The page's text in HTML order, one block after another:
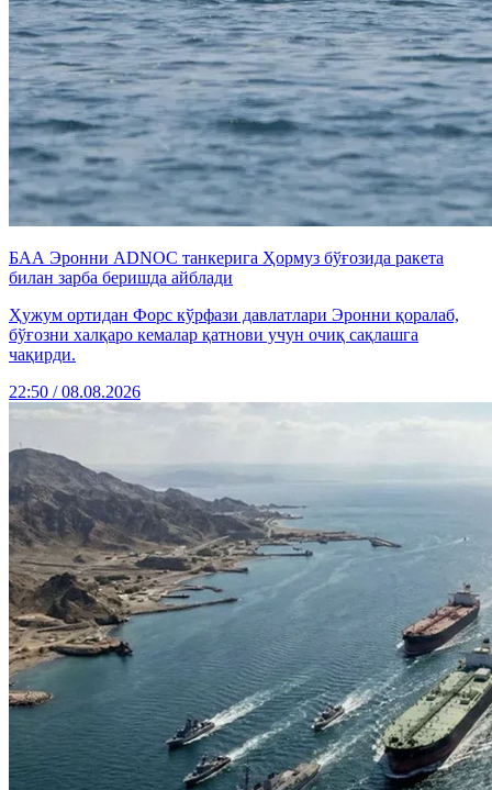
БАА Эронни ADNOC танкерига Ҳормуз бўғозида ракета
билан зарба беришда айблади
Ҳужум ортидан Форс кўрфази давлатлари Эронни қоралаб,
бўғозни халқаро кемалар қатнови учун очиқ сақлашга
чақирди.
22:50 / 08.08.2026